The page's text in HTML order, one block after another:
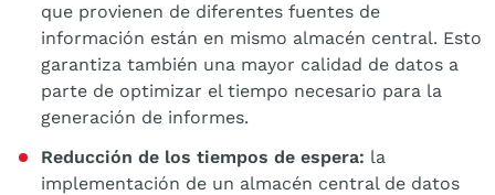
que provienen de diferentes fuentes de
información están en mismo almacén central. Esto
garantiza también una mayor calidad de datos a
parte de optimizar el tiempo necesario para la
generación de informes.
Reducción de los tiempos de espera: la
implementación de un almacén central de datos